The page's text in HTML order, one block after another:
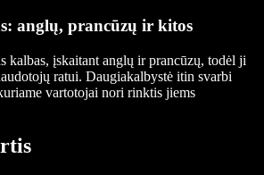
anglų, prancūzų ir kitos
kalbas, įskaitant anglų ir prancūzų, todėl ji
ratui. Daugiakalbystė itin svarbi
vartotojai nori rinktis jiems